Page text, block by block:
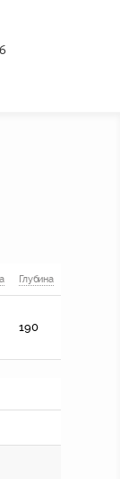
Глубина
190